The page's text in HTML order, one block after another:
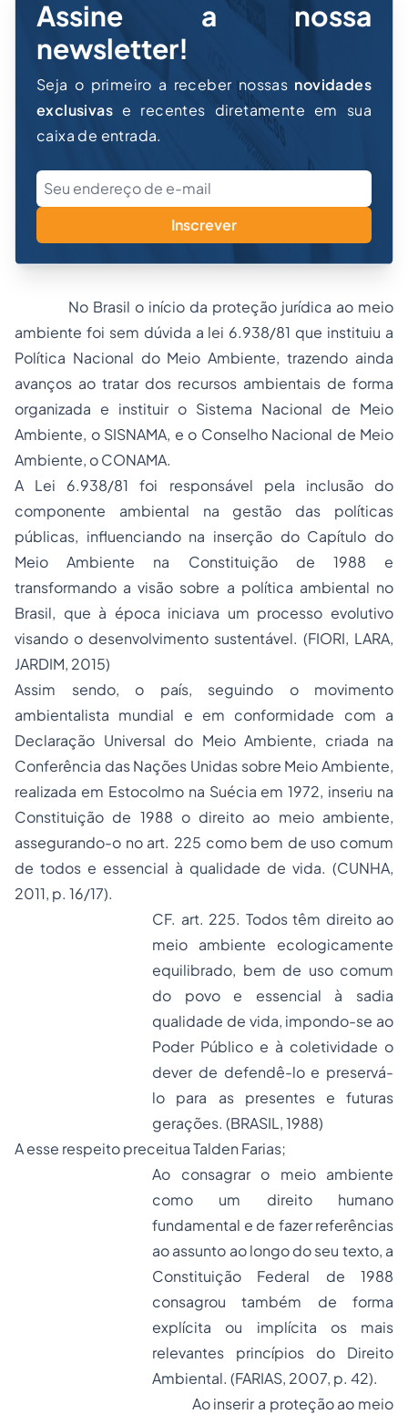
Assine a nossa
newsletter!
Seja o primeiro a receber nossas novidades
exclusivas e recentes diretamente em sua
caixa de entrada.
Inscrever
No Brasil o início da proteção jurídica ao meio
ambiente foi sem dúvida a lei 6.938/81 que instituiu a
Política Nacional do Meio Ambiente, trazendo ainda
avanços ao tratar dos recursos ambientais de forma
organizada e instituir o Sistema Nacional de Meio
Ambiente, o SISNAMA, e o Conselho Nacional de Meio
Ambiente, o CONAMA.
A Lei 6.938/81 foi responsável pela inclusão do
componente ambiental na gestão das políticas
públicas, influenciando na inserção do Capítulo do
Meio Ambiente na Constituição de 1988 e
transformando a visão sobre a política ambiental no
Brasil, que à época iniciava um processo evolutivo
visando o desenvolvimento sustentável. (FIORI, LARA,
JARDIM, 2015)
Assim sendo, o país, seguindo o movimento
ambientalista mundial e em conformidade com a
Declaração Universal do Meio Ambiente, criada na
Conferência das Nações Unidas sobre Meio Ambiente,
realizada em Estocolmo na Suécia em 1972, inseriu na
Constituição de 1988 o direito ao meio ambiente,
assegurando-o no art. 225 como bem de uso comum
de todos e essencial à qualidade de vida. (CUNHA,
2011, p. 16/17).
CF. art. 225. Todos têm direito ao
meio ambiente ecologicamente
equilibrado, bem de uso comum
do povo e essencial à sadia
qualidade de vida, impondo-se ao
Poder Público e à coletividade o
dever de defendê-lo e preservá-
lo para as presentes e futuras
gerações. (BRASIL, 1988)
A esse respeito preceitua Talden Farias;
Ao consagrar o meio ambiente
como um direito humano
fundamental e de fazer referências
ao assunto ao longo do seu texto, a
Constituição Federal de 1988
consagrou também de forma
explícita ou implícita os mais
relevantes princípios do Direito
Ambiental. (FARIAS, 2007, p. 42).
Ao inserir a proteção ao meio